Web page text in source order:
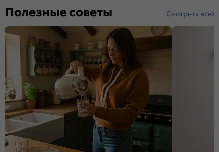
Полезные советы Смотреть все